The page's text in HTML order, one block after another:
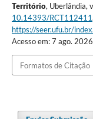
Território, Uberlândia,
10.14393/RCT112411
https://seer.ufu.br/
Acesso em: 7 ago.
Formatos de Citação